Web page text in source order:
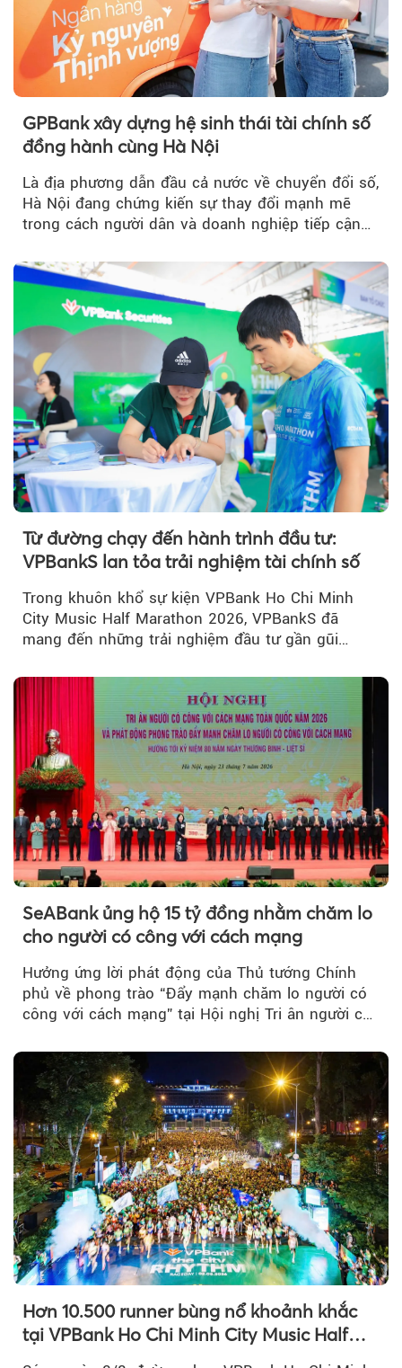
GPBank xây dựng hệ sinh thái tài chính số
đồng hành cùng Hà Nội
Là địa phương dẫn đầu cả nước về chuyển đổi số,
Hà Nội đang chứng kiến sự thay đổi mạnh mẽ
trong cách người dân và doanh nghiệp tiếp cận
Từ đường chạy đến hành trình đầu tư:
VPBankS lan tỏa trải nghiệm tài chính số
Trong khuôn khổ sự kiện VPBank Ho Chi Minh
City Music Half Marathon 2026, VPBankS đã
mang đến những trải nghiệm đầu tư gần gũi
SeABank ủng hộ 15 tỷ đồng nhằm chăm lo
cho người có công với cách mạng
Hưởng ứng lời phát động của Thủ tướng Chính
phủ về phong trào “Đẩy mạnh chăm lo người có
công với cách mạng” tại Hội nghị Tri ân người có
Hơn 10.500 runner bùng nổ khoảnh khắc
tại VPBank Ho Chi Minh City Music Half